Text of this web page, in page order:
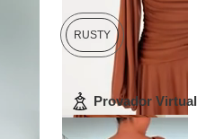
RUSTY
Provador Virtual
Veja outras opções